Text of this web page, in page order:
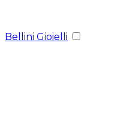
Bellini Gioielli